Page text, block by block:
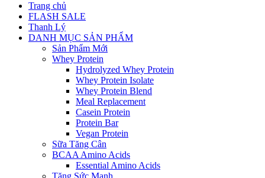
Trang chủ
FLASH SALE
Thanh Lý
DANH MỤC SẢN PHẨM
Sản Phẩm Mới
Whey Protein
Hydrolyzed Whey Protein
Whey Protein Isolate
Whey Protein Blend
Meal Replacement
Casein Protein
Protein Bar
Vegan Protein
Sữa Tăng Cân
BCAA Amino Acids
Essential Amino Acids
Tăng Sức Mạnh